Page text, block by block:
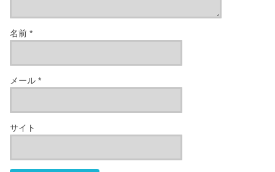
名前*
メール*
サイト